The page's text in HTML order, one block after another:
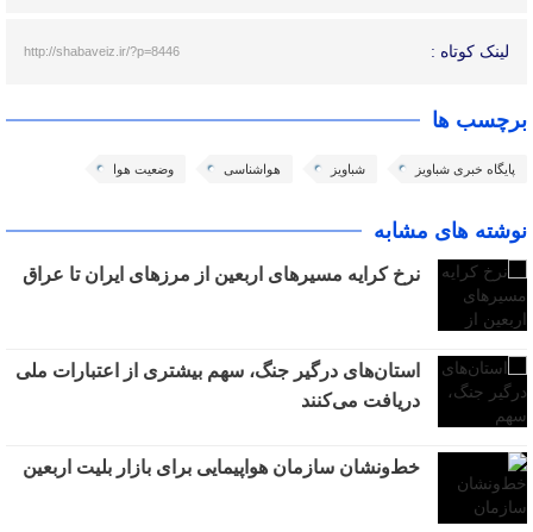
لینک کوتاه : http://shabaveiz.ir/?p=8446
برچسب ها
پایگاه خبری شباویز شباویز هواشناسی وضعیت هوا
نوشته های مشابه
نرخ کرایه مسیرهای اربعین از مرزهای ایران تا عراق
استان‌های درگیر جنگ، سهم بیشتری از اعتبارات ملی
دریافت می‌کنند
خط‌ونشان سازمان هواپیمایی برای بازار بلیت اربعین